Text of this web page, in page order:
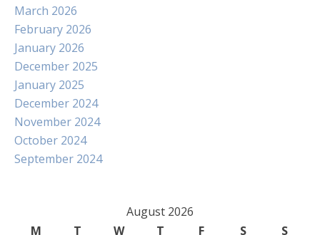
March 2026
February 2026
January 2026
December 2025
January 2025
December 2024
November 2024
October 2024
September 2024
August 2026
M
T W T F S
S